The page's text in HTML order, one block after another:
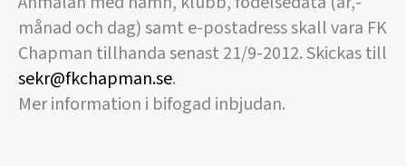
månad och dag) samt e-postadress skall vara FK
Chapman tillhanda senast 21/9-2012. Skickas till
sekr@fkchapman.se.
Mer information i bifogad inbjudan.